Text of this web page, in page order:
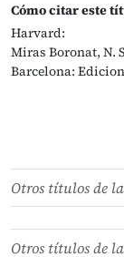
Cómo citar este
Harvard:
Miras Boronat, N.
Barcelona:
Otros títulos de
Otros títulos de